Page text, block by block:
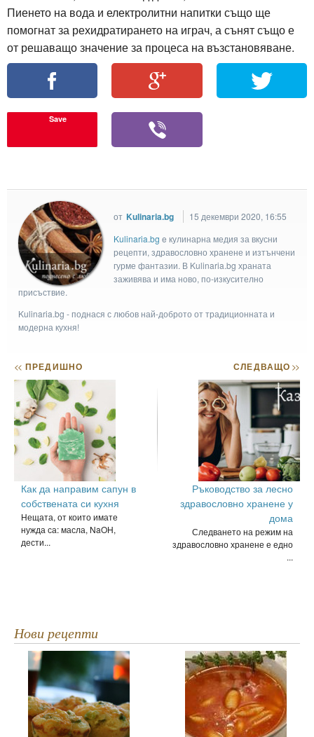
Пиенето на вода и електролитни напитки също ще
помогнат за рехидратирането на играч, а сънят също е
от решаващо значение за процеса на възстановяване.
Save
от Kulinaria.bg
15 декември 2020, 16:55
Kulinaria.bg e кулинарна медия за вкусни
рецепти, здравословно хранене и изтънчени
гурме фантазии. В Kulinaria.bg храната
заживява и има ново, по-изкусително
присъствие.
Kulinaria.bg - поднася с любов най-доброто от традиционната и
модерна кухня!
<< ПРЕДИШНО
Как да направим сапун в
собствената си кухня
Нещата, от които имате
нужда са: масла, NaOH,
дести...
СЛЕДВАЩО>>
Ръководство за лесно
здравословно хранене у
дома
Следването на режим на
здравословно хранене е едно
...
Нови рецепти